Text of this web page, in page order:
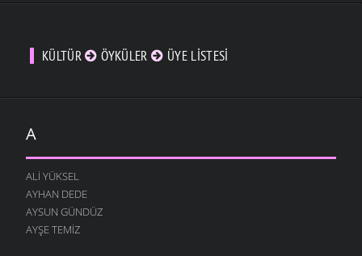
KÜLTÜR ÖYKÜLER ÜYE LISTESI
A
ALI YÜKSEL
AYHAN DEDE
AYSUN GÜNDÜZ
AYŞE TEMIZ